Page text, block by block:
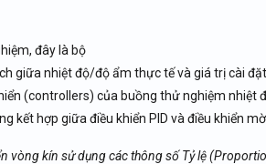
đây là bộ
giữa nhiệt độ/độ ẩm thực tế và giá trị cài
(controllers) của buồng thử nghiệm nhiệt
kết hợp giữa điều khiển PID và điều khiển
vòng kín sử dụng các thông số Tỷ lệ